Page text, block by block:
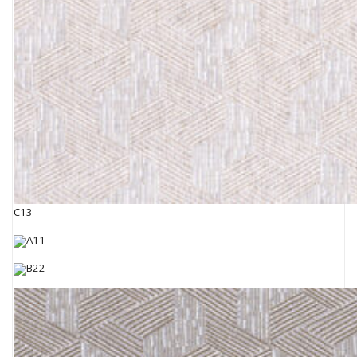
C13
A11
B22